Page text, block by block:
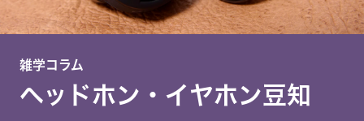
雑学コラム
ヘッドホン・イヤホン豆知